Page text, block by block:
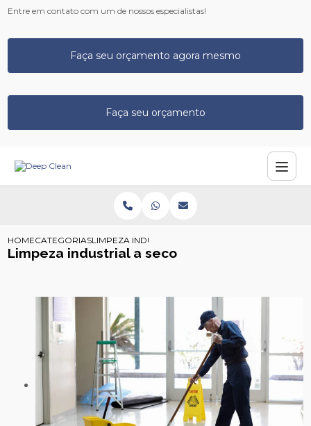
Entre em contato com um de nossos especialistas!
Faça seu orçamento agora mesmo
Faça seu orçamento
HOMECATEGORIASLIMPEZA INDUSTRIAL SECO
Limpeza industrial a seco